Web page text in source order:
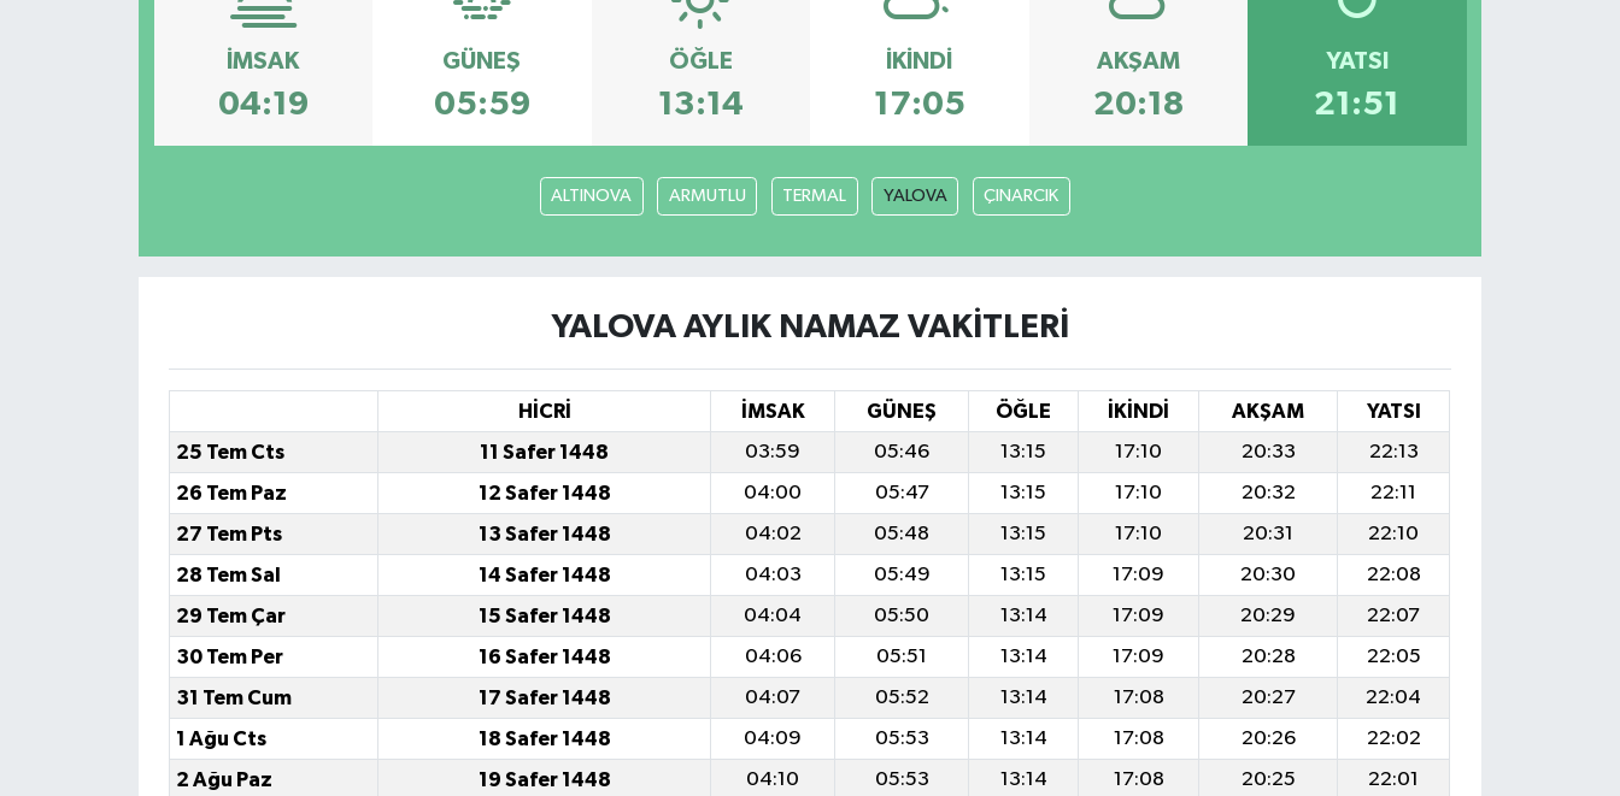
İMSAK
04:19
GÜNEŞ
05:59
ÖĞLE
13:14
İKINDI
17:05
AKŞAM
20:18
YATSI
21:51
ALTINOVA ARMUTLU TERMAL YALOVA ÇINARCIK
YALOVA AYLIK NAMAZ VAKITLERI
HİCRİ İMSAK GÜNEŞ ÖĞLE İKINDI AKŞAM
YATSI
25 Tem Cts
11 Safer 1448 03:59 05:46 13:15 17:10 20:33
22:13
26 Tem Paz
12 Safer 1448 04:00 05:47 13:15 17:10 20:32
22:11
27 Tem Pts
13 Safer 1448 04:02 05:48 13:15 17:10 20:31
22:10
28 Tem Sal
14 Safer 1448 04:03 05:49 13:15 17:09 20:30
22:08
29 Tem Çar
15 Safer 1448 04:04 05:50 13:14 17:09 20:29
22:07
30 Tem Per
16 Safer 1448 04:06 05:51 13:14 17:09 20:28
22:05
31 Tem Cum
17 Safer 1448 04:07 05:52 13:14 17:08 20:27
22:04
1 Ağu Cts
18 Safer 1448 04:09 05:53 13:14 17:08 20:26
22:02
2 Ağu Paz
19 Safer 1448 04:10 05:53 13:14 17:08 20:25
22:01